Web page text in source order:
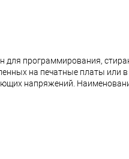
программирования,
на печатные платы или
напряжений.